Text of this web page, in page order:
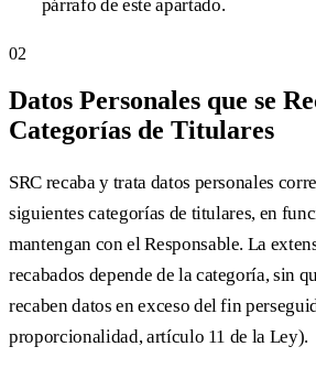
párrafo de este apartado.
02
Datos Personales que se
Categorías de Titulares
SRC recaba y trata datos personales
siguientes categorías de titulares, en
mantengan con el Responsable. La
recabados depende de la categoría, sin
recaben datos en exceso del fin
proporcionalidad, artículo 11 de la Ley).